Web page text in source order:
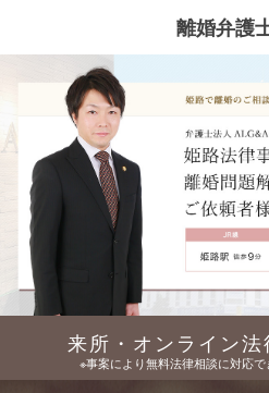
離婚弁護
来所・オンライン
※事案により無料法律相談に対応で